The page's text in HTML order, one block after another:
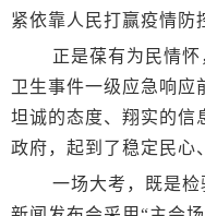
紧依靠人民打赢疫情防
正是葆有为民情
卫生事件一级应急响应
坦诚的态度、翔实的信
政府，起到了稳定民心
一场大考，既是